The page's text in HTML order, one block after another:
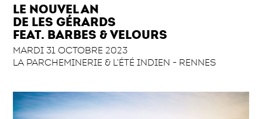
LE NOUVEL AN
DE LES GÉRARDS
FEAT. BARBES & VELOURS
MARDI 31 OCTOBRE 2023
LA PARCHEMINERIE & L'ÉTÉ INDIEN - RENNES